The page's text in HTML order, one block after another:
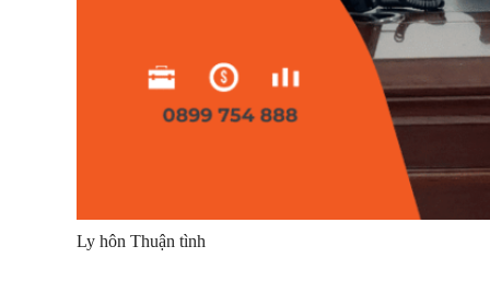
Ly hôn Thuận tình